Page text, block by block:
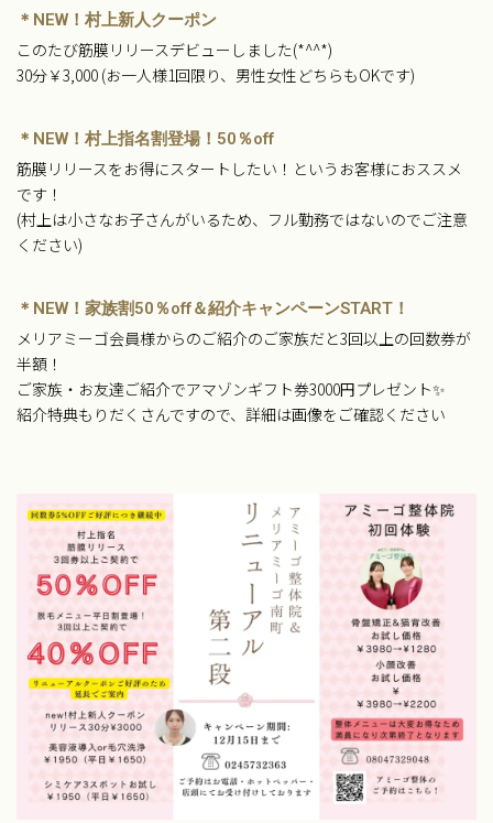
＊NEW！村上新人クーポン
このたび筋膜リリースデビューしました(*^^*)
30分￥3,000 (お一人様1回限り、男性女性どちらもOKです)
＊NEW！村上指名割登場！50％off
筋膜リリースをお得にスタートしたい！というお客様におススメ
です！
(村上は小さなお子さんがいるため、フル勤務ではないのでご注意
ください)
＊NEW！家族割50％off＆紹介キャンペーンSTART！
メリアミーゴ会員様からのご紹介のご家族だと3回以上の回数券が
半額！
ご家族・お友達ご紹介でアマゾンギフト券3000円プレゼント✨
紹介特典もりだくさんですので、詳細は画像をご確認ください